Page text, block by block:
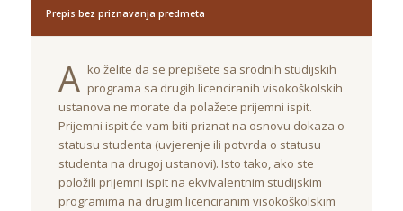
Prepis bez priznavanja predmeta
A ko želite da se prepišete sa srodnih studijskih
programa sa drugih licenciranih visokoškolskih
ustanova ne morate da polažete prijemni ispit.
Prijemni ispit će vam biti priznat na osnovu dokaza o
statusu studenta (uvjerenje ili potvrda o statusu
studenta na drugoj ustanovi). Isto tako, ako ste
položili prijemni ispit na ekvivalentnim studijskim
programima na drugim licenciranim visokoškolskim